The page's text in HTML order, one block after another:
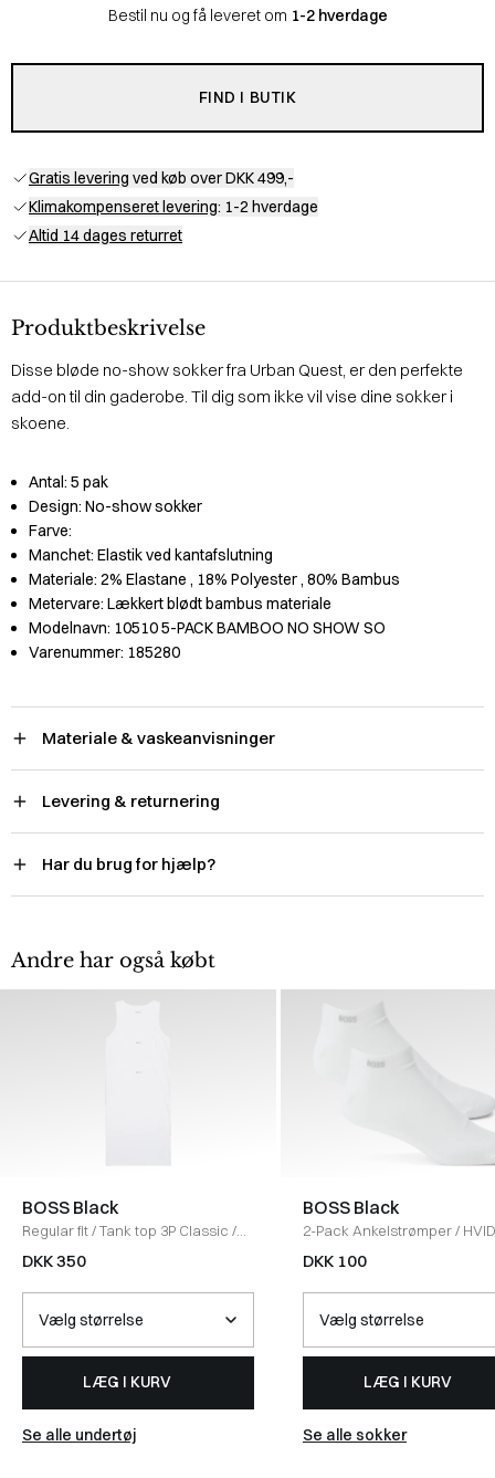
Bestil nu og få leveret om 1-2 hverdage
FIND I BUTIK
Gratis levering ved køb over DKK 499,-
Klimakompenseret levering: 1-2 hverdage
Altid 14 dages returret
Produktbeskrivelse
Disse bløde no-show sokker fra Urban Quest, er den perfekte
add-on til din gaderobe. Til dig som ikke vil vise dine sokker i
skoene.
Antal: 5 pak
Design: No-show sokker
Farve:
Manchet: Elastik ved kantafslutning
Materiale: 2% Elastane , 18% Polyester, 80% Bambus
Metervare: Lækkert blødt bambus materiale
Modelnavn: 10510 5-PACK BAMBOO NO SHOW SO
Varenummer: 185280
Materiale & vaskeanvisninger
Levering & returnering
Har du brug for hjælp?
Andre har også købt
BOSS Black
Regular fit/Tank top 3P Classic /
HVID
DKK 350
LÆG I KURV
Se alle undertøj
BOSS Black
2-Pack Ankelstrømper/ HVID
DKK 100
LÆG I KURV
Se alle sokker